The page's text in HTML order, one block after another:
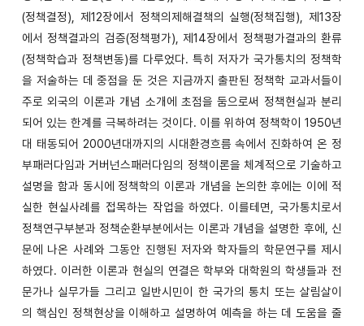
(정책결정), 제12장에서 정책의제해결책의 실행(정책집행), 제13장
에서 정책결과의 검증(정책평가), 제14장에서 정책평가결과의 환류
(정책학습과 정책변동)를 다루었다. 특히 저자가 국가통치의 정책학
을 저술하는 데 중점을 둔 것은 지금까지 출판된 정책학 교과서들이
주로 외국의 이론과 개념 소개에 초점을 둠으로써 정책현실과 분리
되어 있는 한계를 극복하려는 것이다. 이를 위하여 정책학이 1950년
대 태동되어 2000년대까지의 시대환경흐름 속에서 진화하여 온 정
부패러다임과 거버넌스패러다임의 정책이론을 체계적으로 기술하고
설명을 함과 동시에 정책학의 이론과 개념을 논의한 후에는 이에 적
실한 현실사례를 접목하는 작업을 하였다. 이를테면, 국가통치로서
정책연구부분과 정책순환부분에서는 이론과 개념을 설명한 후에, 신
문에 나온 사례와 그동안 진행된 저자와 학자들의 학문연구를 제시
하였다. 이러한 이론과 현실의 연결은 학부와 대학원의 학생들과 전
문가나 실무가들 그리고 일반시민이 한 국가의 통치 또는 살림살이
의 핵심인 정책현상을 이해하고 설명하여 예측을 하는 데 도움을 줄